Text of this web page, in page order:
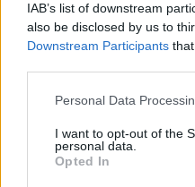
IAB’s list of downstream
also be disclosed by us to
Downstream Participants
Personal Data
I want to opt-out of the
personal data.
Opted In
pat yra
R.Karbauskis.
R. Karbauskis: